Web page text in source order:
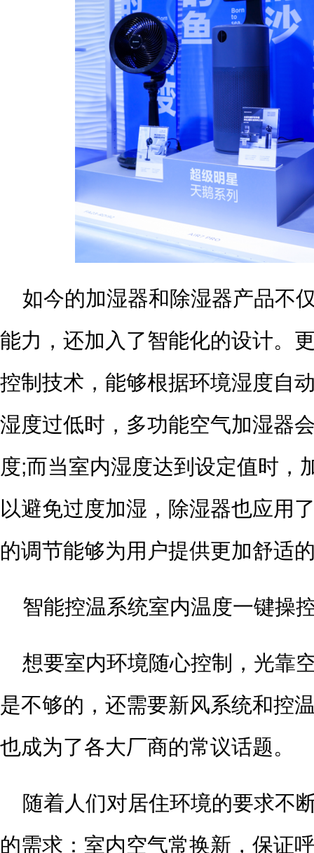
如今的加湿器和除湿器产品不
能力，还加入了智能化的设计。
控制技术，能够根据环境湿度自
湿度过低时，多功能空气加湿器
度;而当室内湿度达到设定值时，
以避免过度加湿，除湿器也应用
的调节能够为用户提供更加舒适
智能控温系统室内温度一键操
想要室内环境随心控制，光靠
是不够的，还需要新风系统和控
也成为了各大厂商的常议话题。
随着人们对居住环境的要求不
的需求：室内空气常换新，保证